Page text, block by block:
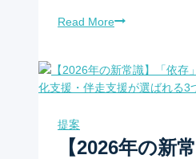
Read More
提案
【2026年の新